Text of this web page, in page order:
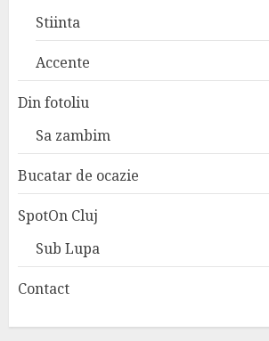
Stiinta
Accente
Din fotoliu
Sa zambim
Bucatar de ocazie
SpotOn Cluj
Sub Lupa
Contact